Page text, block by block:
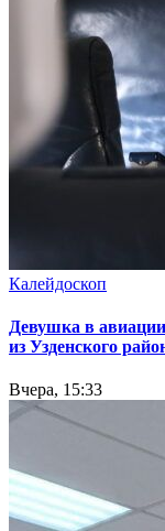
Калейдоскоп
Девушка в
из Узденского
Вчера, 15:33